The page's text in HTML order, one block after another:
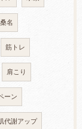
桑名
筋トレ
肩こり
ーン
代謝アップ